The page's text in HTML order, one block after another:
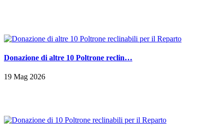
Donazione di altre 10 Poltrone reclin…
19 Mag 2026